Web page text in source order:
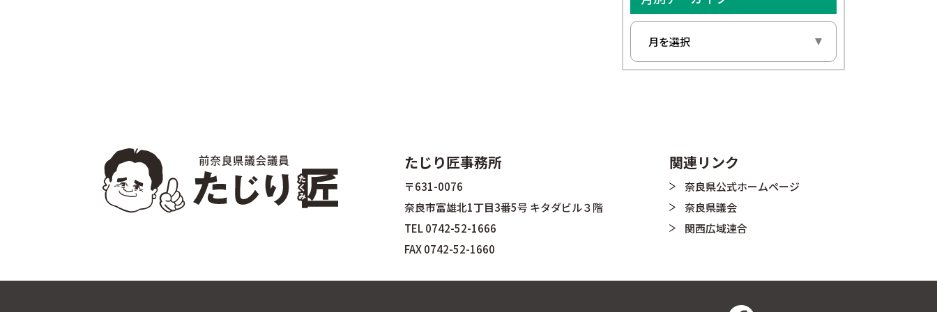
たじり匠事務所
〒631-0076
奈良市富雄北1丁目3番5号 キタダビル３階
TEL0742-52-1666
FAX 0742-52-1660
関連リンク
奈良県公式ホームページ
奈良県議会
関西広域連合